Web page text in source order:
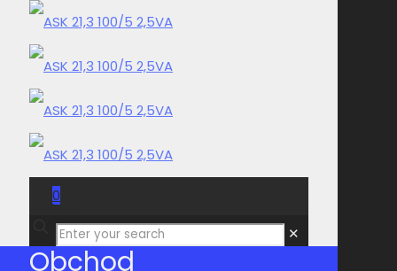
0
0,00 Kč
✕
Obchod